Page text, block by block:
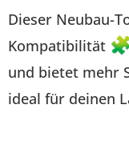
Dieser Neubau-
Kompatibilität
und bietet mehr
ideal für deinen